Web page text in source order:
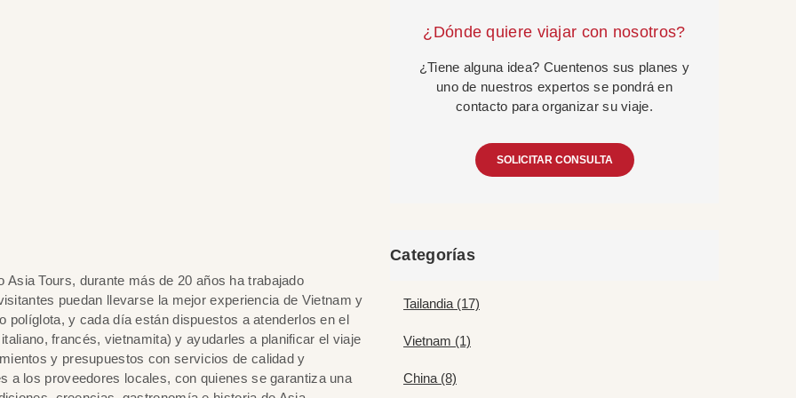
Tours, durante más de 20 años ha trabajado
puedan llevarse la mejor experiencia de Vietnam y
políglota, y cada día están dispuestos a atenderlos en el
francés, vietnamita) y ayudarles a planificar el viaje
y presupuestos con servicios de calidad y
a los proveedores locales, con quienes se garantiza una
¿Dónde quiere viajar con nosotros?
¿Tiene alguna idea? Cuentenos sus planes y
uno de nuestros expertos se pondrá en
contacto para organizar su viaje.
SOLICITAR CONSULTA
Categorías
Tailandia (17)
Vietnam (1)
China (8)